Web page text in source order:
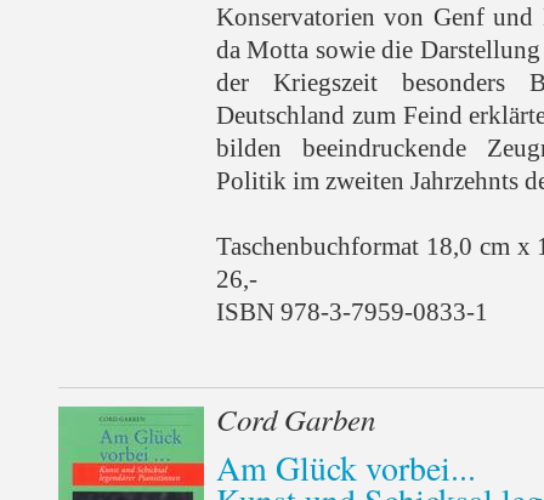
Konservatorien von Genf und
da Motta sowie die
der Kriegszeit
Deutschland zum Feind
bilden beeindruckende
Politik im zweiten Jahrzehnts
Taschenbuchformat 18,0 cm
26,-
ISBN 978-3-7959-0833-1
Cord Garben
Am Glück vorbei...